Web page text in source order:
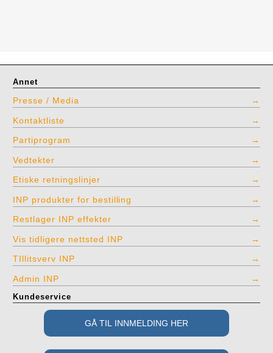
Annet
Presse / Media
Kontaktliste
Partiprogram
Vedtekter
Etiske retningslinjer
INP produkter for bestilling
Restlager INP effekter
Vis tidligere nettsted INP
TIllitsverv INP
Admin INP
Kundeservice